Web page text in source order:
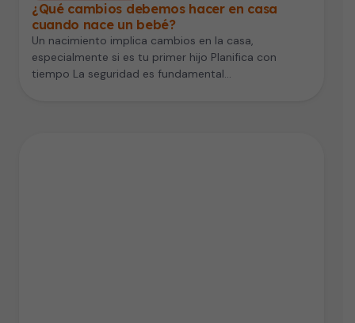
¿Qué cambios debemos hacer en casa
cuando nace un bebé?
Un nacimiento implica cambios en la casa,
especialmente si es tu primer hijo Planifica con
tiempo La seguridad es fundamental…